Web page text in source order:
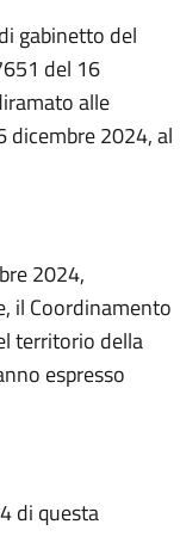
gabinetto del
del 16
alle
dicembre 2024, al
2024,
il Coordinamento
territorio della
espresso
di questa